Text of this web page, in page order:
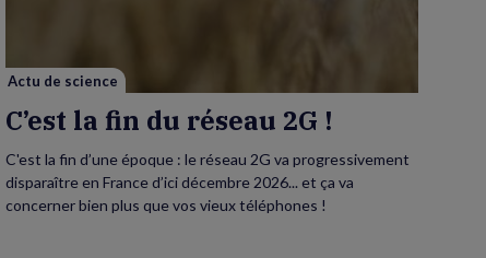
Actu de science
C’est la fin du réseau 2G !
C'est la fin d’une époque : le réseau 2G va progressivement
disparaître en France d’ici décembre 2026... et ça va
concerner bien plus que vos vieux téléphones !